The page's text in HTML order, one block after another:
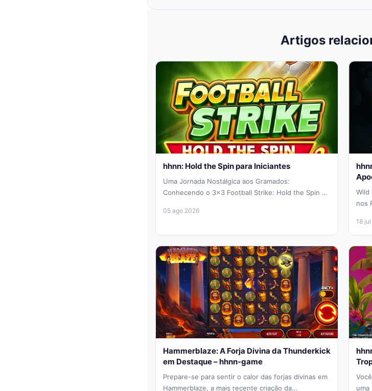
Artigos
hhnn: Hold the Spin para Iniciantes
Uma Jornada Nostálgica aos Gramados:
Conhecendo o 3×3 Football Strike: Hold the Spin Se
05 ago 2026
Wild
nos
18
Hammerblaze: A Forja Divina da Thunderkick
em Destaque – hhnn-game
Prepare-se para sentir o calor das forjas divinas em
Hammerblaze, a mais recente criação da